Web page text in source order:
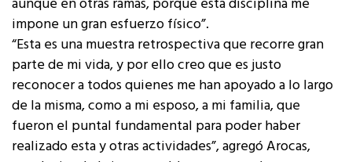
impone un gran esfuerzo físico”.
“Esta es una muestra retrospectiva que recorre gran
parte de mi vida, y por ello creo que es justo
reconocer a todos quienes me han apoyado a lo largo
de la misma, como a mi esposo, a mi familia, que
fueron el puntal fundamental para poder haber
realizado esta y otras actividades”, agregó Arocas,